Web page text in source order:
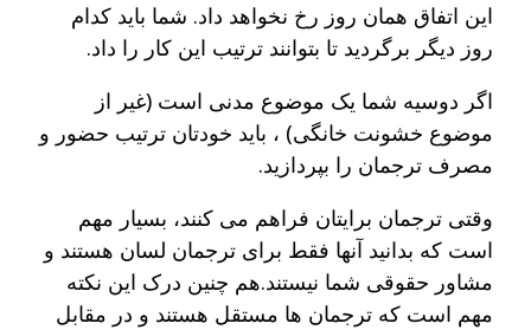
این اتفاق همان روز رخ نخواهد داد. شما باید کدام
روز دیگر برگردید تا بتوانند ترتیب این کار را داد.
اگر دوسیه شما یک موضوع مدنی است (‌غیر از
موضوع خشونت خانگی) ، باید خودتان ترتیب حضور و
مصرف ترجمان را بپردازید.
وقتی ترجمان برایتان فراهم می کنند، بسیار مهم
است که بدانید آنها فقط برای ترجمان لسان هستند و
مشاور حقوقی شما نیستند.هم چنین درک این نکته
مهم است که ترجمان ها مستقل هستند و در مقابل